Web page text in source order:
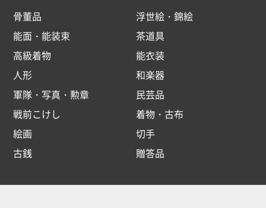
骨董品
浮世絵・錦絵
能面・能装束
茶道具
高級着物
能衣装
人形
和楽器
軍隊・写真・勲章
民芸品
戦前こけし
着物・古布
絵画
切手
古銭
贈答品